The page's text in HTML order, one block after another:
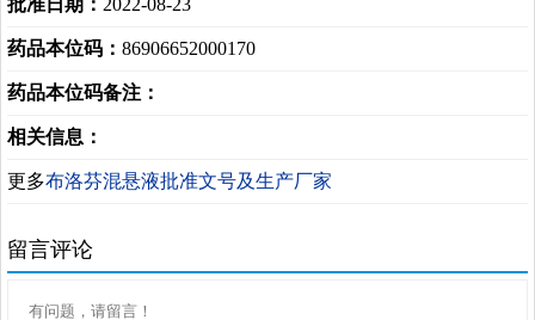
批准日期： 2022-08-23
药品本位码： 86906652000170
药品本位码备注：
相关信息：
更多布洛芬混悬液批准文号及生产厂家
留言评论